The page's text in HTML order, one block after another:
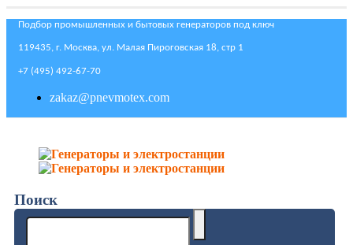
Подбор промышленных и бытовых генераторов под ключ
119435, г. Москва, ул. Малая Пироговская 18, стр 1
+7 (495) 492-67-70
zakaz@pnevmotex.com
Поиск